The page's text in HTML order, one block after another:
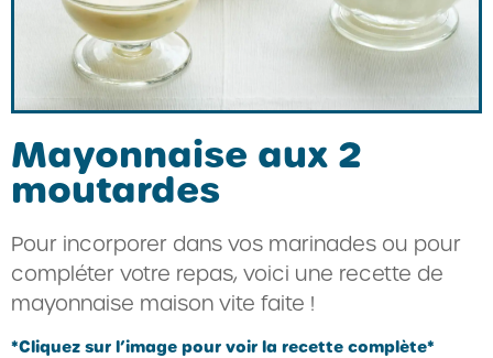
Mayonnaise aux 2
moutardes
Pour incorporer dans vos marinades ou pour
compléter votre repas, voici une recette de
mayonnaise maison vite faite !
*Cliquez sur l’image pour voir la recette complète*